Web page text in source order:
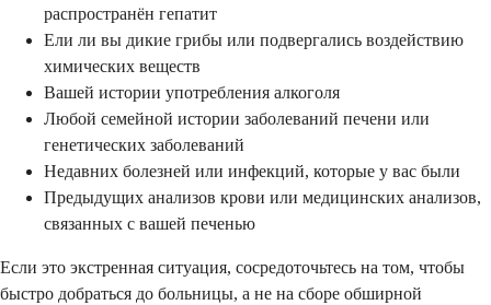
распространён гепатит
Ели ли вы дикие грибы или подвергались воздействию
химических веществ
Вашей истории употребления алкоголя
Любой семейной истории заболеваний печени или
генетических заболеваний
Недавних болезней или инфекций, которые у вас были
Предыдущих анализов крови или медицинских анализов,
связанных с вашей печенью
Если это экстренная ситуация, сосредоточьтесь на том, чтобы
быстро добраться до больницы, а не на сборе обширной